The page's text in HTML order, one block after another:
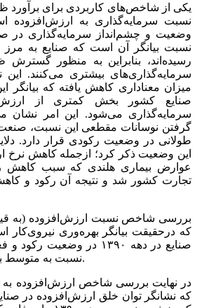
یکی‌‌‌ از شاخص‌‌‌های‌‌‌ کاربردی‌‌‌ برای‌‌‌ برآورد
نسبت‌‌‌ سرمایه‌گذاری‌‌‌ به‌‌‌ ارزش‌افزوده
وضعیت‌‌‌ و چشم‌‌‌انداز سرمایه‌گذاری‌‌‌ در
نسبت‌‌‌ بیانگر آن است‌‌‌ که‌‌‌ صنایع‌‌‌ به‌‌‌
رسیده‌اند، بنابراین به‌‌‌ منظور گسترش
میزان معناداری‌‌‌ کاهش‌‌‌ یافته‌‌‌ که‌‌‌
صنایع‌‌‌ کشور بخش‌‌‌ کمتری‌‌‌ از
سرمایه‌گذاری‌‌‌ می‌شود. این امر‌‌‌ نشان
گرفتن‌‌‌ نوسانات مقطعی‌‌‌ این‌‌‌ نسبت‌‌‌،
طولانی‌‌‌ در وضعیت‌‌‌ رکودی‌‌‌ قرار دارد.
این‌‌‌ وضعیت‌‌‌ ذکر کرد؛ ازجمله‌‌‌ کاهش‌‌‌ نرخ
عوارض بیماری‌‌‌ هلندی‌‌‌ که‌‌‌ سبب‌‌‌ کاهش‌‌‌
تجارت کشور شد و نتیجه‌‌‌ آن رکود و
بررسی‌‌‌ شاخص‌‌‌ نسبت‌‌‌ ارزش‌افزوده (به‌‌‌
که‌‌‌ درحقیقت‌‌‌ بیانگر بهره‌وری‌‌‌
صنایع‌‌‌ در دهه‌‌‌ ١٣٩٠ در
نسبت‌‌‌ به‌‌‌ متوسط‌‌‌ بلندمدت خود قرار داشتند.
در نهایت‌‌‌ بررسی‌‌‌ شاخص‌‌‌ ارزش‌افزوده
که‌‌‌ نشانگر توان خلق‌‌‌ ارزش‌افزوده در